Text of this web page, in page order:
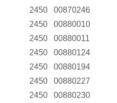
2450 00870246
2450 00880010
2450 00880011
2450 00880124
2450 00880194
2450 00880227
2450 00880230